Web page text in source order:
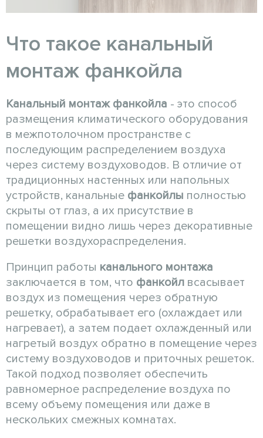
Что такое канальный
монтаж фанкойла
Канальный монтаж фанкойла - это способ
размещения климатического оборудования
в межпотолочном пространстве с
последующим распределением воздуха
через систему воздуховодов. В отличие от
традиционных настенных или напольных
устройств, канальные фанкойлы полностью
скрыты от глаз, а их присутствие в
помещении видно лишь через декоративные
решетки воздухораспределения.
Принцип работы канального монтажа
заключается в том, что фанкойл всасывает
воздух из помещения через обратную
решетку, обрабатывает его (охлаждает или
нагревает), а затем подает охлажденный или
нагретый воздух обратно в помещение через
систему воздуховодов и приточных решеток.
Такой подход позволяет обеспечить
равномерное распределение воздуха по
всему объему помещения или даже в
нескольких смежных комнатах.